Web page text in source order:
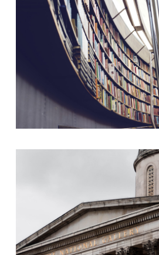
Business,Goverment
Melton Art Museum